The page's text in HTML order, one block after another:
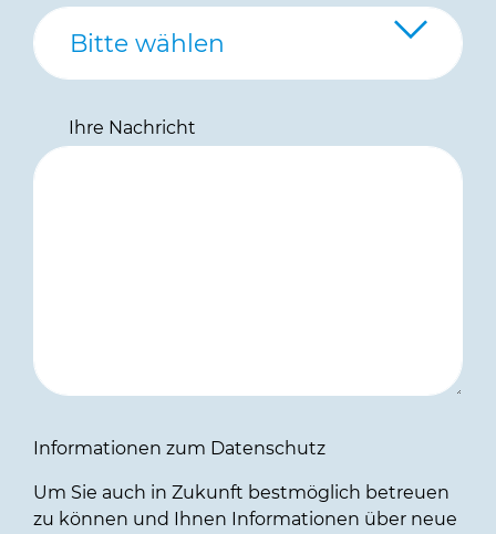
Ihre Nachricht
Informationen zum Datenschutz
Um Sie auch in Zukunft bestmöglich betreuen
zu können und Ihnen Informationen über neue